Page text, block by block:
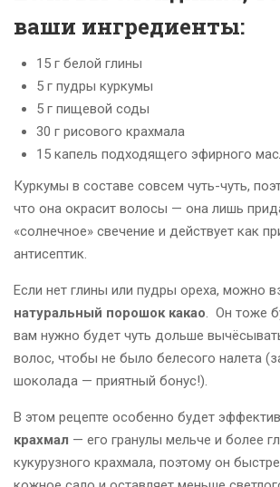
ваши ингредиенты:
15 г белой глины
5 г пудры куркумы
5 г пищевой соды
30 г рисового крахмала
15 капель подходящего эфирного
Куркумы в составе совсем чуть-чуть,
что она окрасит волосы — она лишь
«солнечное» свечение и действует как
антисептик.
Если нет глины или пудры ореха, можно
натуральный порошок какао. Он тоже
вам нужно будет чуть дольше
волос, чтобы не было белесого налета
шоколада — приятный бонус!).
В этом рецепте особенно будет
крахмал — его гранулы мельче и более
кукурузного крахмала, поэтому он